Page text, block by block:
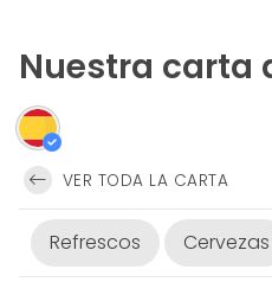
Nuestra carta
VER TODA LA CARTA
Refrescos Cervezas